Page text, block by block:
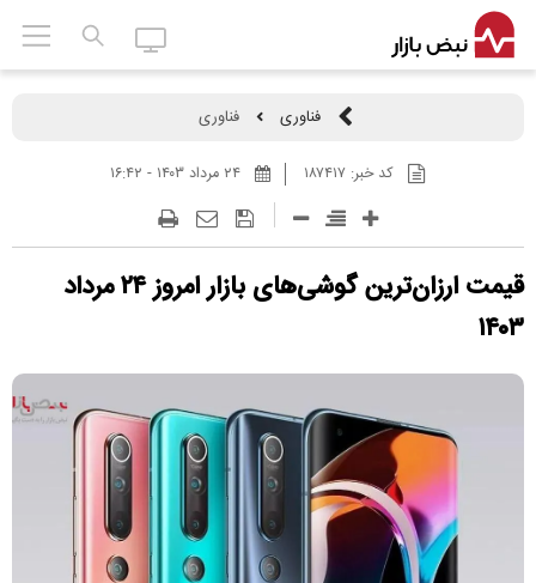
فناوری فناوری
کد خبر:۱۸۷۴۱۷ ۲۴ مرداد ۱۴۰۳ - ۱۶:۴۲
قیمت ارزان‌ترین گوشی‌های بازار امروز ۲۴ مرداد
۱۴۰۳